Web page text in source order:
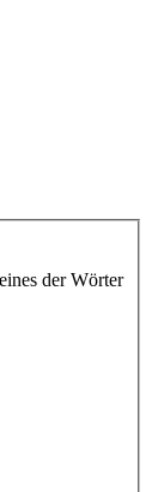
der Wörter